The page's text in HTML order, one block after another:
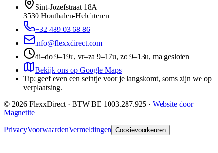
Sint-Jozefstraat 18A
3530 Houthalen-Helchteren
+32 489 03 68 86
info@flexxdirect.com
di–do 9–19u, vr–za 9–17u, zo 9–13u, ma gesloten
Bekijk ons op Google Maps
Tip: geef even een seintje voor je langskomt, soms zijn we op
verplaatsing.
© 2026 FlexxDirect · BTW BE 1003.287.925 · Website door
Magnetite
PrivacyVoorwaardenVermeldingen Cookievoorkeuren